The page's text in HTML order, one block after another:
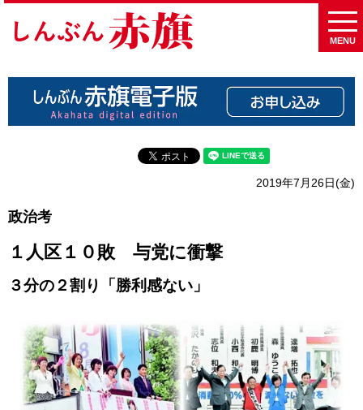
MENU
2019年7月26日(金)
政治考
１人区１０敗 与党に衝撃
３分の２割り「勝利感ない」